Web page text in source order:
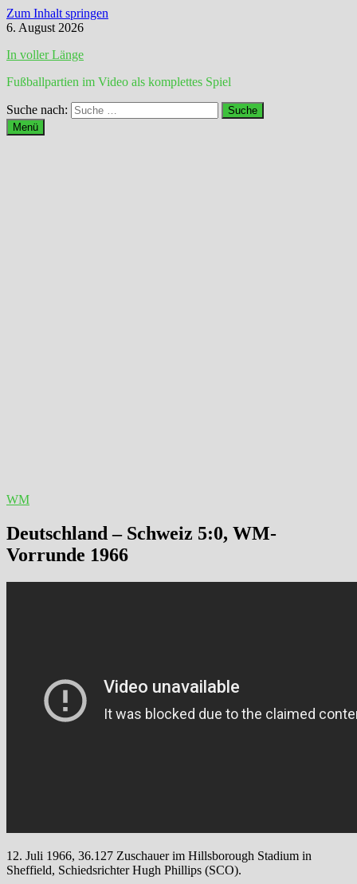
Zum Inhalt springen
6. August 2026
In voller Länge
Fußballpartien im Video als komplettes Spiel
Suche nach:
Menü
WM
Deutschland – Schweiz 5:0, WM-
Vorrunde 1966
12. Juli 1966, 36.127 Zuschauer im Hillsborough Stadium in
Sheffield, Schiedsrichter Hugh Phillips (SCO).